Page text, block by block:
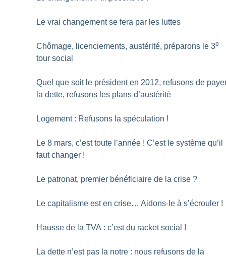
Le vrai changement se fera par les luttes
Chômage, licenciements, austérité, préparons le 3e
tour social
Quel que soit le président en 2012, refusons de
la dette, refusons les plans d’austérité
Logement : Refusons la spéculation !
Le 8 mars, c’est toute l’année ! C’est le système qu’il
faut changer !
Le patronat, premier bénéficiaire de la crise ?
Le capitalisme est en crise… Aidons-le à s’écrouler !
Hausse de la TVA : c’est du racket social !
La dette n’est pas la notre : nous refusons de la